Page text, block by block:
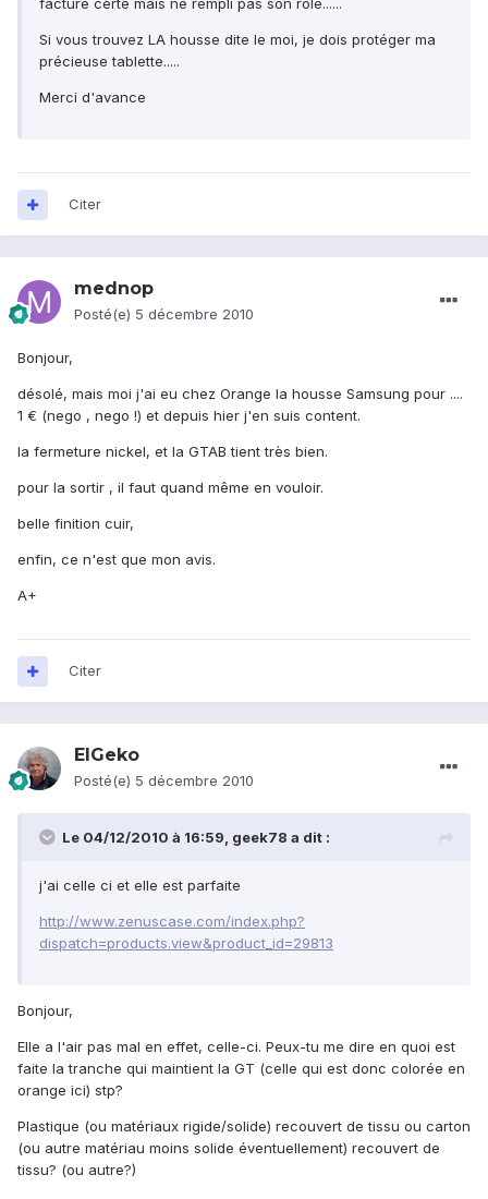
facture certe mais ne rempli pas son role......
Si vous trouvez LA housse dite le moi, je dois protéger ma
précieuse tablette.....
Merci d'avance
Citer
mednop
Posté(e) 5 décembre 2010
Bonjour,
désolé, mais moi j'ai eu chez Orange la housse Samsung pour ....
1 € (nego , nego !) et depuis hier j'en suis content.
la fermeture nickel, et la GTAB tient très bien.
pour la sortir , il faut quand même en vouloir.
belle finition cuir,
enfin, ce n'est que mon avis.
A+
Citer
ElGeko
Posté(e) 5 décembre 2010
Le 04/12/2010 à 16:59, geek78 a dit :
j'ai celle ci et elle est parfaite
http://www.zenuscase.com/index.php?
dispatch=products.view&product_id=29813
Bonjour,
Elle a l'air pas mal en effet, celle-ci. Peux-tu me dire en quoi est
faite la tranche qui maintient la GT (celle qui est donc colorée en
orange ici) stp?
Plastique (ou matériaux rigide/solide) recouvert de tissu ou carton
(ou autre matériau moins solide éventuellement) recouvert de
tissu? (ou autre?)